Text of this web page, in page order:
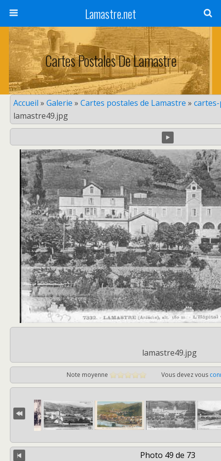
Lamastre.net
Cartes Postales De Lamastre
Accueil » Galerie » Cartes postales de Lamastre »
lamastre49.jpg
lamastre49.jpg
Note moyenne Vous devez vous
Photo 49 de 73